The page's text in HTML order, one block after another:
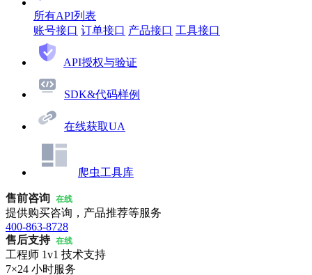
所有API列表
账号接口 订单接口 产品接口 工具接口
API授权与验证
SDK&代码样例
在线获取UA
爬虫工具库
售前咨询 在线
提供购买咨询，产品推荐等服务
400-863-8728
售后支持 在线
工程师 1v1 技术支持
7×24 小时服务